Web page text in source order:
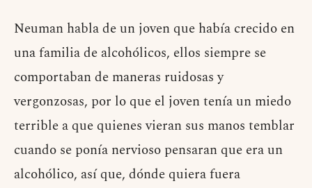
Neuman habla de un joven que había crecido en
una familia de alcohólicos, ellos siempre se
comportaban de maneras ruidosas y
vergonzosas, por lo que el joven tenía un miedo
terrible a que quienes vieran sus manos temblar
cuando se ponía nervioso pensaran que era un
alcohólico, así que, dónde quiera fuera